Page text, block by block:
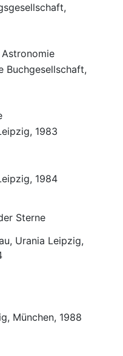
Buchgesellschaft,
1983
1984
Sterne
Urania Leipzig,
München, 1988